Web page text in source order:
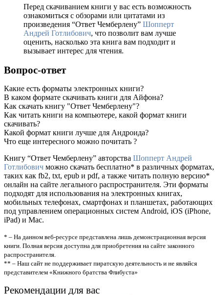
Перед скачиванием книги у вас есть возможность
ознакомиться с обзорами или цитатами из
произведения “Ответ Чемберлену” Шопперт
Андрей Готлибович, что позволит вам лучше
оценить, насколько эта книга вам подходит и
вызывает интерес для чтения.
Вопрос-ответ
Какие есть форматы электронных книги?
В каком формате скачивать книги для Айфона?
Как скачать книгу "Ответ Чемберлену"?
Как читать книги на компьютере, какой формат книги
скачивать?
Какой формат книги лучше для Андроида?
Что еще интересного можно почитать ?
Книгу “Ответ Чемберлену” авторства Шопперт Андрей
Готлибович можно скачать бесплатно* в различных форматах,
таких как fb2, txt, epub и pdf, а также читать полную версию*
онлайн на сайте легального распространителя. Эти форматы
подходят для использования на электронных книгах,
мобильных телефонах, смартфонах и планшетах, работающих
под управлением операционных систем Android, iOS (iPhone,
iPad) и Mac.
* – На данном веб-ресурсе представлена лишь демонстрационная версия
книги. Полная версия доступна для приобретения на сайте законного
распространителя.
** – Наш сайт не поддерживает пиратскую деятельность и не являйся
представителем «Книжного братства Флибуста»
Рекомендации для вас